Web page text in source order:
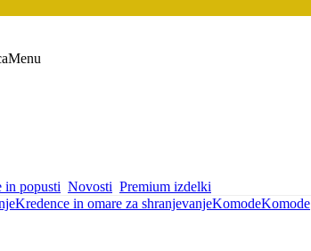
Menu
in popusti Novosti Premium izdelki
Kredence in omare za shranjevanjeKomodeKomode